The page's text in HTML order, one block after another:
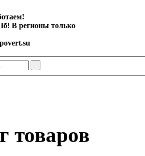
В регионы только
товаров